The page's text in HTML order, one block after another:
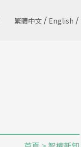
繁體中文 / English /